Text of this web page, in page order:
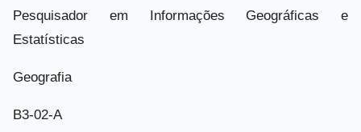
Pesquisador em Informações Geográficas e
Estatísticas
Geografia
B3-02-A